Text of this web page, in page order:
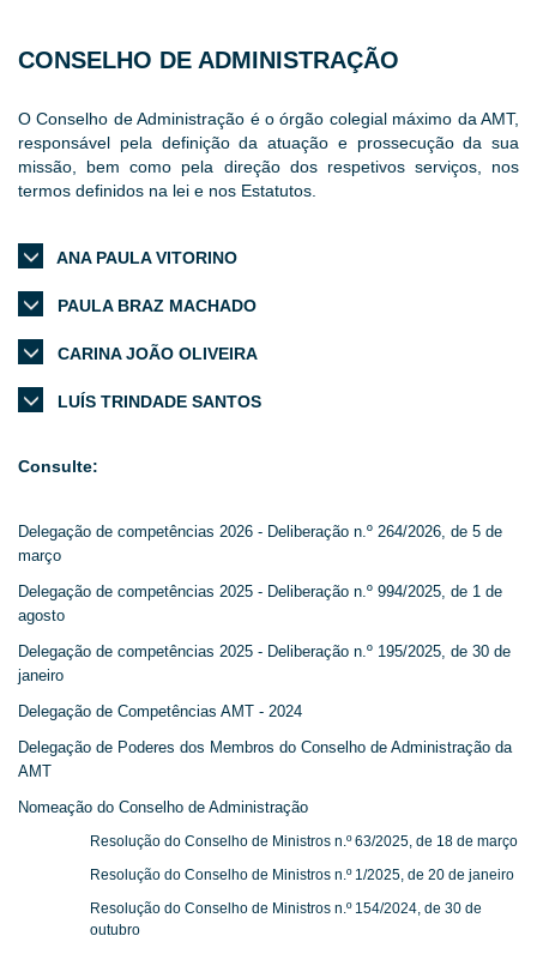
CONSELHO DE ADMINISTRAÇÃO
O Conselho de Administração é o órgão colegial máximo da AMT,
responsável pela definição da atuação e prossecução da sua
missão, bem como pela direção dos respetivos serviços, nos
termos definidos na lei e nos Estatutos.
ANA PAULA VITORINO
PAULA BRAZ MACHADO
CARINA JOÃO OLIVEIRA
LUÍS TRINDADE SANTOS
Consulte:
Delegação de competências 2026 - Deliberação n.º 264/2026, de 5 de
março
Delegação de competências 2025 - Deliberação n.º 994/2025, de 1 de
agosto
Delegação de competências 2025 - Deliberação n.º 195/2025, de 30 de
janeiro
Delegação de Competências AMT - 2024
Delegação de Poderes dos Membros do Conselho de Administração da
AMT
Nomeação do Conselho de Administração
Resolução do Conselho de Ministros n.º 63/2025, de 18 de março
Resolução do Conselho de Ministros n.º 1/2025, de 20 de janeiro
Resolução do Conselho de Ministros n.º 154/2024, de 30 de
outubro